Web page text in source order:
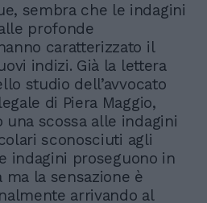
sembra che le indagini
profonde
caratterizzato il
indizi. Già la lettera
studio dell’avvocato
di Piera Maggio,
una scossa alle indagini
sconosciuti agli
indagini proseguono in
ma la sensazione è
arrivando al